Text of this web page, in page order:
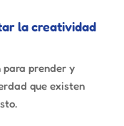
la creatividad
para prender y
que existen